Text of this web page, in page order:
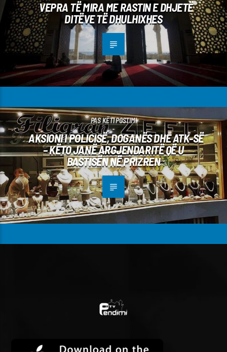
VEPRA TË MIRA ME RASTIN E DHJETË
DITËVE TË DHULHIXHES
PAS KËTI POSTIMI
AKSIONI I POLICISË, DOGANËS DHE ATK-SË
– KËTO JANË ARGJENDARITË QË U
BASTISËN NË PRIZREN